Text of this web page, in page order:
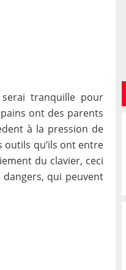
serai tranquille pour
ont des parents
à la pression de
outils qu’ils ont entre
du clavier, ceci
dangers, qui peuvent